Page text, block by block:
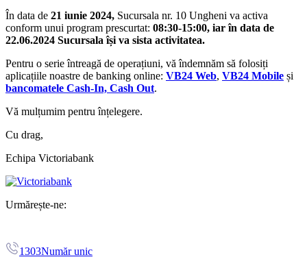
În data de 21 iunie 2024, Sucursala nr. 10 Ungheni va activa
conform unui program prescurtat: 08:30-15:00, iar în data de
22.06.2024 Sucursala își va sista activitatea.
Pentru o serie întreagă de operațiuni, vă îndemnăm să folosiți
aplicațiile noastre de banking online: VB24 Web, VB24 Mobile și
bancomatele Cash-In, Cash Out.
Vă mulțumim pentru înțelegere.
Cu drag,
Echipa Victoriabank
Urmărește-ne:
1303Număr unic